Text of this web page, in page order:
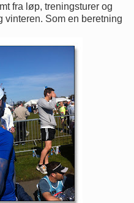
fra løp, treningsturer og
vinteren. Som en beretning